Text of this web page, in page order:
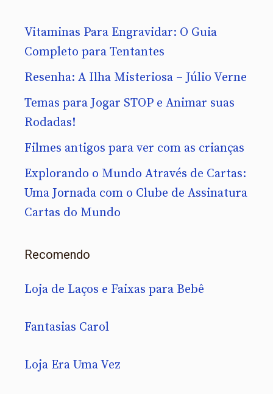
Vitaminas Para Engravidar: O Guia
Completo para Tentantes
Resenha: A Ilha Misteriosa – Júlio Verne
Temas para Jogar STOP e Animar suas
Rodadas!
Filmes antigos para ver com as crianças
Explorando o Mundo Através de Cartas:
Uma Jornada com o Clube de Assinatura
Cartas do Mundo
Recomendo
Loja de Laços e Faixas para Bebê
Fantasias Carol
Loja Era Uma Vez